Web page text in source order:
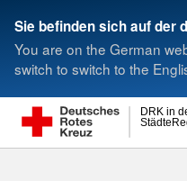
Sie befinden sich auf der
You are on the German
switch to switch to the
DRK in